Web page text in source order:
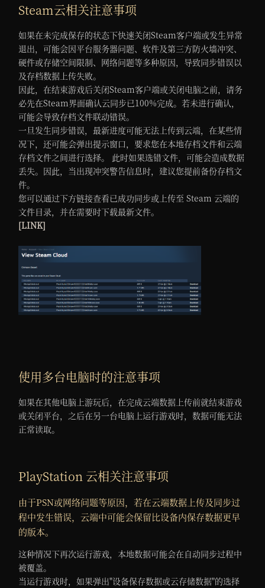
Steam云相关注意事项
如果在未完成保存的状态下快速关闭Steam客户端或发生异常
退出，可能会因平台服务器问题、软件及第三方防火墙冲突、
硬件或存储空间限制、网络问题等多种原因，导致同步错误以
及存档数据上传失败。
因此，在结束游戏后关闭Steam客户端或关闭电脑之前，请务
必先在Steam界面确认云同步已100%完成。若未进行确认，
可能会导致存档文件联动错误。
一旦发生同步错误，最新进度可能无法上传到云端，在某些情
况下，还可能会弹出提示窗口，要求您在本地存档文件和云端
存档文件之间进行选择。 此时如果选错文件，可能会造成数据
丢失。因此，当出现冲突警告信息时，建议您提前备份存档文
件。
您可以通过下方链接查看已成功同步或上传至 Steam 云端的
文件目录，并在需要时下载最新文件。
[LINK]
使用多台电脑时的注意事项
如果在其他电脑上游玩后，在完成云端数据上传前就结束游戏
或关闭平台，之后在另一台电脑上运行游戏时，数据可能无法
正常读取。
PlayStation 云相关注意事项
由于PSN或网络问题等原因，若在云端数据上传及同步过
程中发生错误，云端中可能会保留比设备内保存数据更早
的版本。
这种情况下再次运行游戏，本地数据可能会在自动同步过程中
被覆盖。
当运行游戏时，如果弹出"设备保存数据或云存储数据"的选择